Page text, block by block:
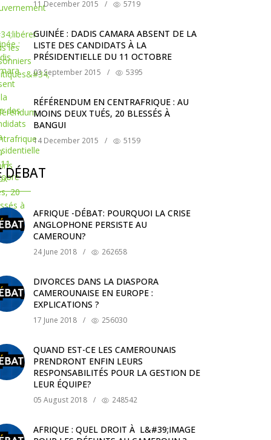
11 December 2015 / 5719
GUINÉE : DADIS CAMARA ABSENT DE LA
LISTE DES CANDIDATS À LA
PRÉSIDENTIELLE DU 11 OCTOBRE
03 September 2015 / 5395
RÉFÉRENDUM EN CENTRAFRIQUE : AU
MOINS DEUX TUÉS, 20 BLESSÉS À
BANGUI
14 December 2015 / 5159
DÉBAT
AFRIQUE -DÉBAT: POURQUOI LA CRISE
ANGLOPHONE PERSISTE AU
CAMEROUN?
24 June 2018 / 262658
DIVORCES DANS LA DIASPORA
CAMEROUNAISE EN EUROPE :
EXPLICATIONS ?
17 June 2018 / 256030
QUAND EST-CE LES CAMEROUNAIS
PRENDRONT ENFIN LEURS
RESPONSABILITÉS POUR LA GESTION DE
LEUR ÉQUIPE?
05 August 2018 / 248542
AFRIQUE : QUEL DROIT À L&#39;IMAGE